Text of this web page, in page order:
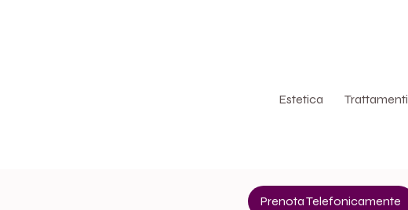
Estetica Trattamenti
Prenota Telefonicamente